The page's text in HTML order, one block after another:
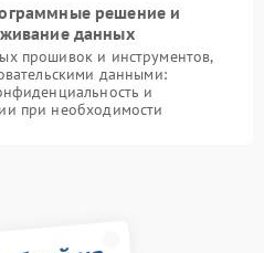
решение и
данных
прошивок и инструментов,
данными:
и
при необходимости